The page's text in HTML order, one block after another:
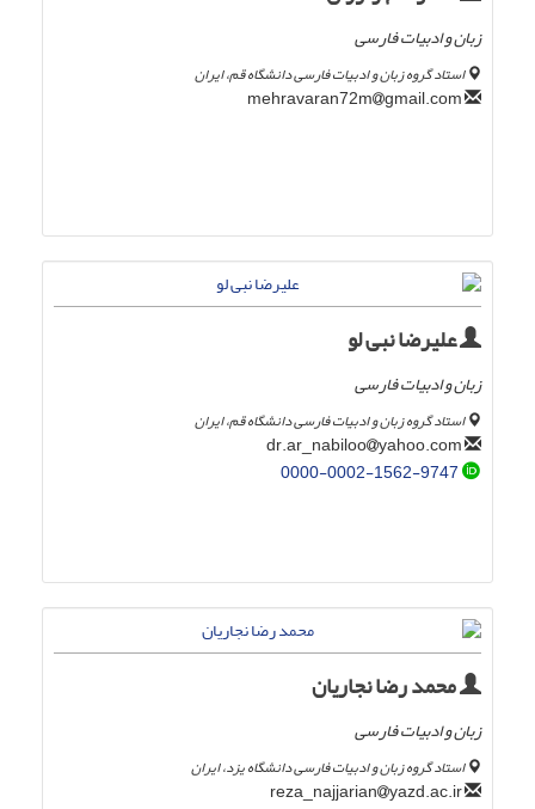
زبان و ادبیات فارسی
استاد گروه زبان و ادبیات فارسی دانشگاه قم، ایران
gmail.com
علیرضا نبی لو
زبان و ادبیات فارسی
استاد گروه زبان و ادبیات فارسی دانشگاه قم، ایران
yahoo.com
0000-0002-1562-9747
محمد رضا نجاریان
زبان و ادبیات فارسی
استاد گروه زبان و ادبیات فارسی دانشگاه یزد، ایران
yazd.ac.ir